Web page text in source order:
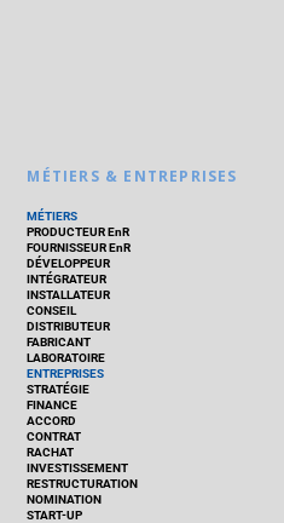
MÉTIERS & ENTREPRISES
MÉTIERS
PRODUCTEUR EnR
FOURNISSEUR EnR
DÉVELOPPEUR
INTÉGRATEUR
INSTALLATEUR
CONSEIL
DISTRIBUTEUR
FABRICANT
LABORATOIRE
ENTREPRISES
STRATÉGIE
FINANCE
ACCORD
CONTRAT
RACHAT
INVESTISSEMENT
RESTRUCTURATION
NOMINATION
START-UP